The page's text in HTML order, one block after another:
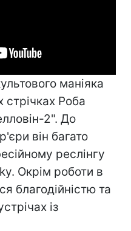
маніяка
Роба
2". До
він багато
реслінгу
Окрім роботи в
благодійністю та
із